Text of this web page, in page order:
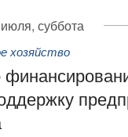
суббота
хозяйство